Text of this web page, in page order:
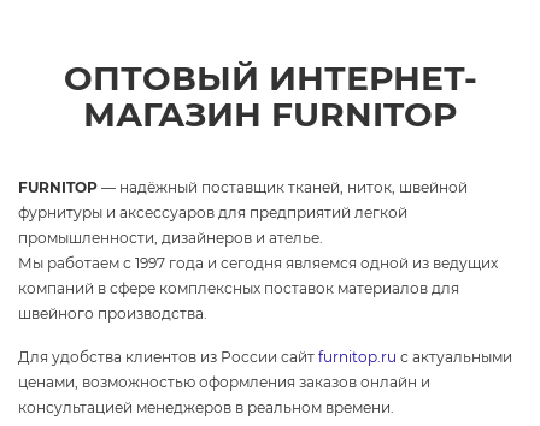
ОПТОВЫЙ ИНТЕРНЕТ-
МАГАЗИН FURNITOP
FURNITOP — надёжный поставщик тканей, ниток, швейной
фурнитуры и аксессуаров для предприятий легкой
промышленности, дизайнеров и ателье.
Мы работаем с 1997 года и сегодня являемся одной из ведущих
компаний в сфере комплексных поставок материалов для
швейного производства.
Для удобства клиентов из России сайт furnitop.ru с актуальными
ценами, возможностью оформления заказов онлайн и
консультацией менеджеров в реальном времени.